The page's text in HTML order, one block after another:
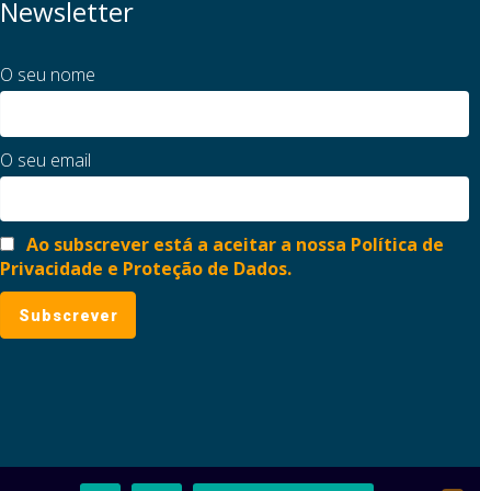
Newsletter
O seu nome
O seu email
Ao subscrever está a aceitar a nossa Política de
Privacidade e Proteção de Dados.